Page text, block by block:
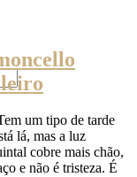
um tipo de tarde
lá, mas a luz
cobre mais chão,
e não é tristeza. É